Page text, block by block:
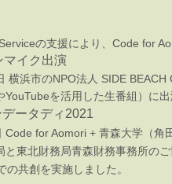
の支援により、Code for
イク出演
横浜市のNPO法人 SIDE
を活用した生番組）に
ータディ2021
Code for Aomori + 青森大学（
東北財務局青森財務事務所の
の共創を実施しました。